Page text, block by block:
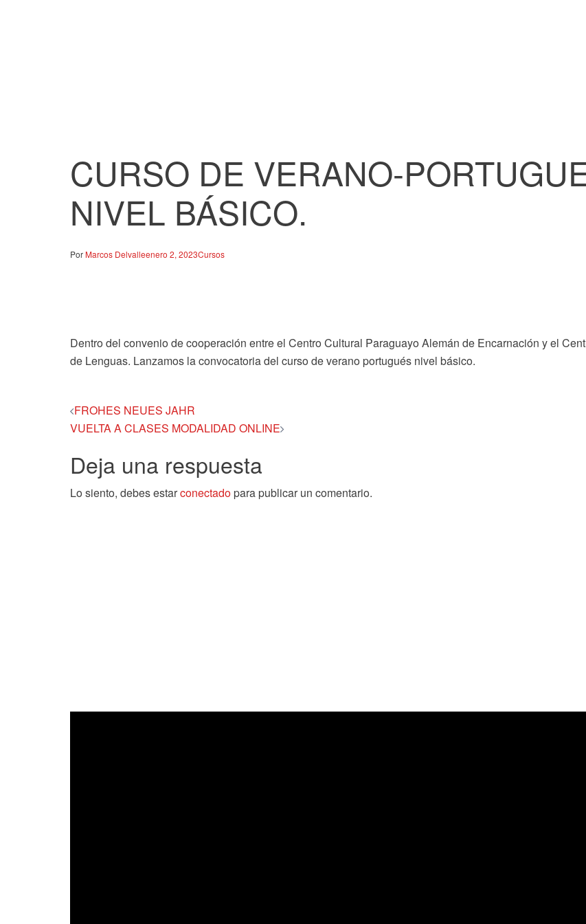
CURSO DE VERANO-
NIVEL BÁSICO.
PorMarcos Delvalleenero 2, 2023Cursos
Dentro del convenio de cooperación entre el Centro Cultural Paraguayo Alemán de Encarnación y el
de Lenguas. Lanzamos la convocatoria del curso de verano portugués nivel básico.
Navegación
de
entradas
FROHES NEUES JAHR
VUELTA A CLASES MODALIDAD ONLINE
Deja una respuesta
Lo siento, debes estarconectadopara publicar un comentario.